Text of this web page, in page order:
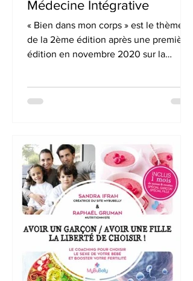
Médecine Intégrative
« Bien dans mon corps » est le thème
de la 2ème édition après une première
édition en novembre 2020 sur la